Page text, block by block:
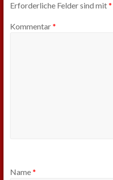
Erforderliche Felder sind mit*
Kommentar*
Name*